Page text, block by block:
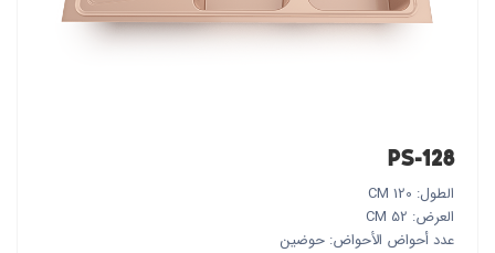
PS-128
الطول: 120 CM
العرض: 52 CM
عدد أحواض الأحواض: حوضين